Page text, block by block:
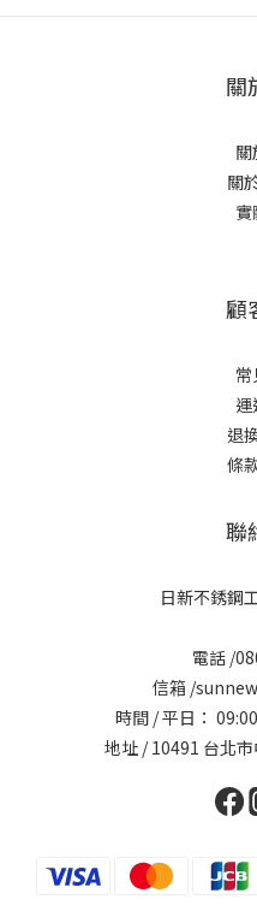
關
關
實
顧
常
運
退
條
聯
日新不銹鋼
電話 /
信箱 /
時間 / 平日：
地址 / 10491 台北